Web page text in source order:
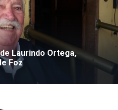
Laurindo Ortega,
Foz